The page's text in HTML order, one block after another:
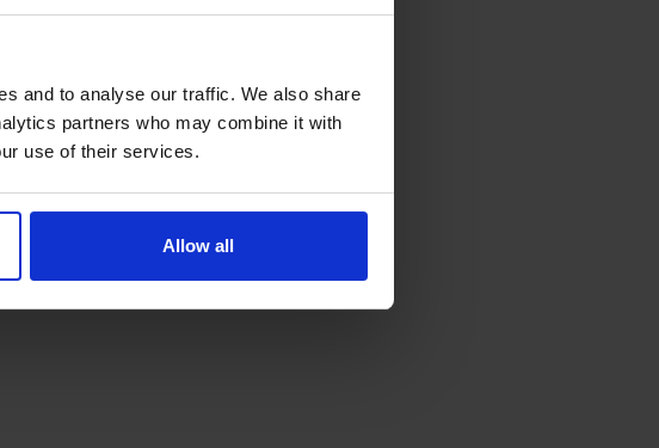
and to analyse our traffic. We also share
partners who may combine it with
use of their services.
Allow all